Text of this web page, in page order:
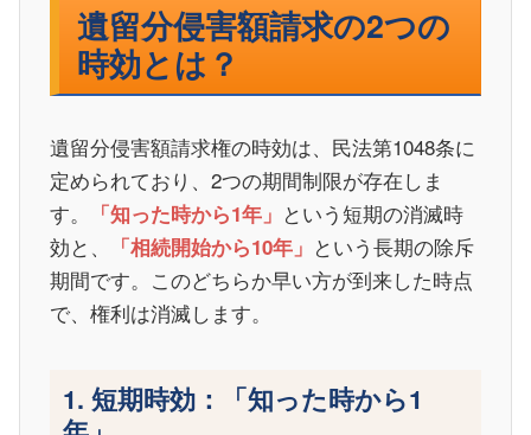
遺留分侵害額請求の2つの
時効とは？
遺留分侵害額請求権の時効は、民法第1048条に
定められており、2つの期間制限が存在しま
す。
「知った時から1年」 という短期の消滅時
効と、
「相続開始から10年」 という長期の除斥
期間です。このどちらか早い方が到来した時点
で、権利は消滅します。
1. 短期時効：「知った時から1